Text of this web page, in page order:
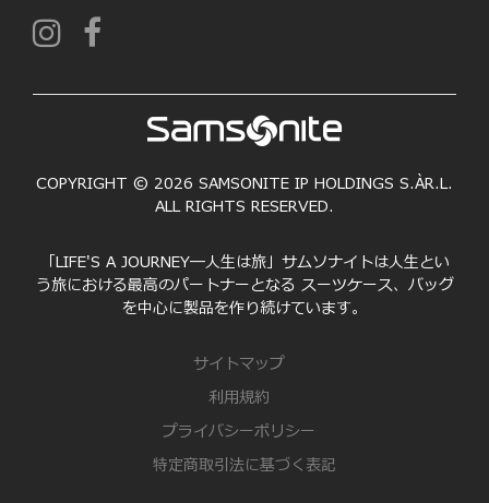
COPYRIGHT © 2026 SAMSONITE IP HOLDINGS S.ÀR.L.
ALL RIGHTS RESERVED.
「LIFE'S A JOURNEY―人生は旅」サムソナイトは人生とい
う旅における最高のパートナーとなる スーツケース、バッグ
を中心に製品を作り続けています。
サイトマップ
利用規約
プライバシーポリシー
特定商取引法に基づく表記